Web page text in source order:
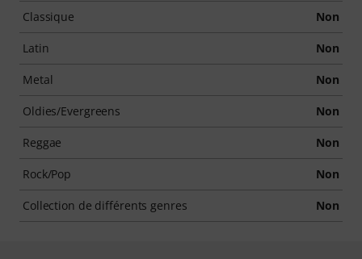
Classique Non
Latin Non
Metal Non
Oldies/Evergreens Non
Reggae Non
Rock/Pop Non
Collection de différents genres Non